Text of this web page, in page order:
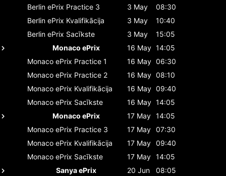
Berlin ePrix Practice 3 3 May
08:30
Berlin ePrix Kvalifikācija 3 May
10:40
Berlin ePrix Sacīkste 3 May
15:05
Monaco ePrix
16 May 14:05
Monaco ePrix Practice 1 16 May 06:30
Monaco ePrix Practice 2 16 May 08:10
Monaco ePrix Kvalifikācija 16 May 09:40
Monaco ePrix Sacīkste 16 May 14:05
Monaco ePrix
17 May 14:05
Monaco ePrix Practice 3 17 May 07:30
Monaco ePrix Kvalifikācija 17 May 09:40
Monaco ePrix Sacīkste 17 May 14:05
Sanya ePrix
20 Jun
08:05